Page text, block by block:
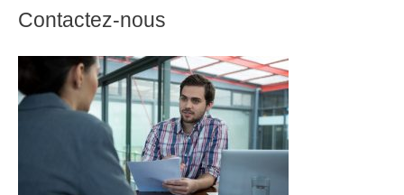
Contactez-nous